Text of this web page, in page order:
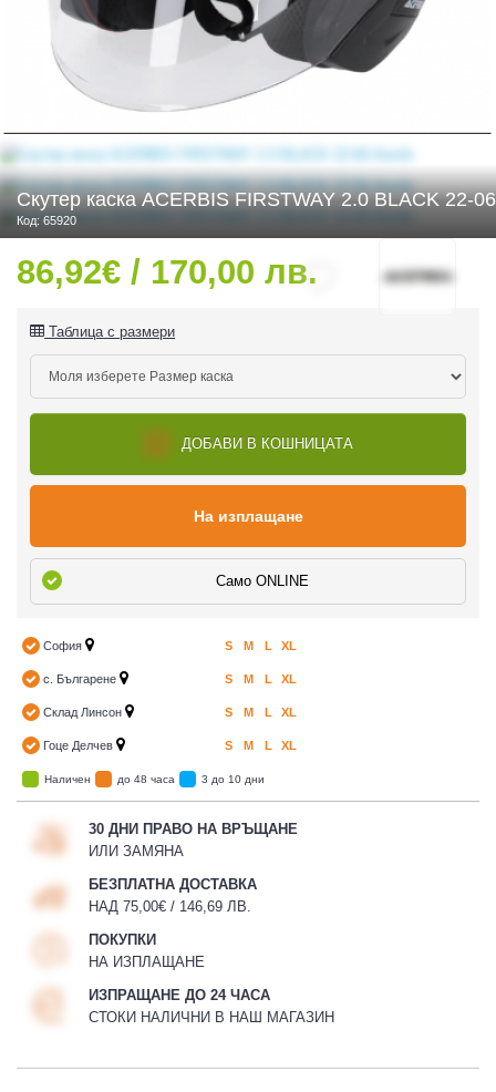
Скутер каска ACERBIS FIRSTWAY 2.0 BLACK 22-06
Код: 65920
86,92€ / 170,00 лв.
Таблица с размери
ДОБАВИ В КОШНИЦАТА
На изплащане
Само ONLINE
София S M L XL
с. Българене S M L XL
Склад Линсон S M L XL
Гоце Делчев S M L XL
Наличен до 48 часа 3 до 10 дни
30 ДНИ ПРАВО НА ВРЪЩАНЕ
ИЛИ ЗАМЯНА
БЕЗПЛАТНА ДОСТАВКА
НАД 75,00€ / 146,69 ЛВ.
ПОКУПКИ
НА ИЗПЛАЩАНЕ
ИЗПРАЩАНЕ ДО 24 ЧАСА
СТОКИ НАЛИЧНИ В НАШ МАГАЗИН